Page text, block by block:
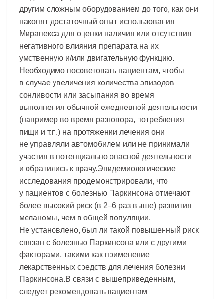
другим сложным оборудованием до того, как они
накопят достаточный опыт использования
Мирапекса для оценки наличия или отсутствия
негативного влияния препарата на их
умственную и/или двигательную функцию.
Необходимо посоветовать пациентам, чтобы
в случае увеличения количества эпизодов
сонливости или засыпания во время
выполнения обычной ежедневной деятельности
(например во время разговора, потребления
пищи и т.п.) на протяжении лечения они
не управляли автомобилем или не принимали
участия в потенциально опасной деятельности
и обратились к врачу.Эпидемиологические
исследования продемонстрировали, что
у пациентов с болезнью Паркинсона отмечают
более высокий риск (в 2–6 раз выше) развития
меланомы, чем в общей популяции.
Не установлено, был ли такой повышенный риск
связан с болезнью Паркинсона или с другими
факторами, такими как применение
лекарственных средств для лечения болезни
Паркинсона.В связи с вышеприведенным,
следует рекомендовать пациентам